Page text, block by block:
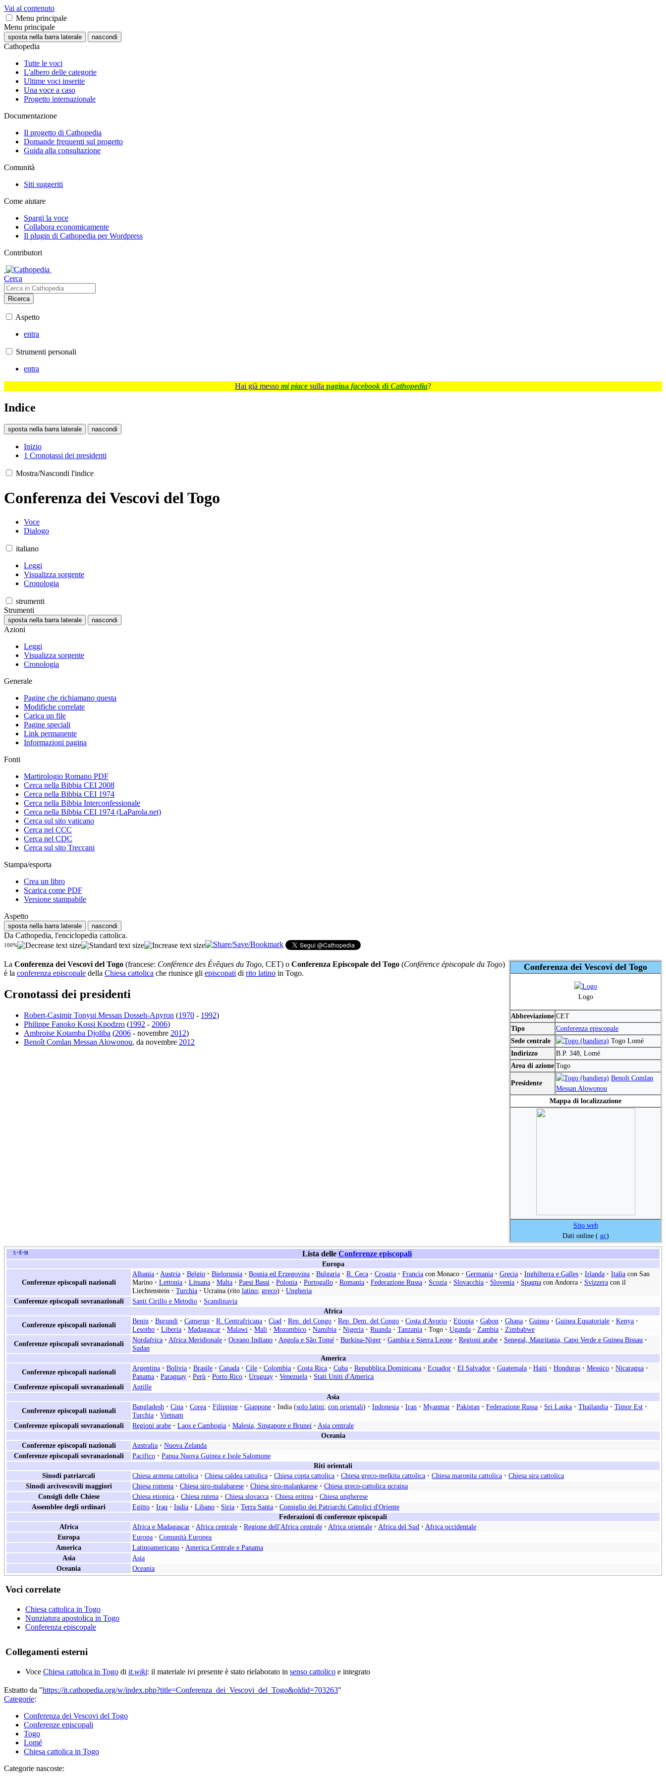
Vai al contenuto
Menu principale
Menu principale
sposta nella barra laterale nascondi
Cathopedia
Tutte le voci
L'albero delle categorie
Ultime voci inserite
Una voce a caso
Progetto internazionale
Documentazione
Il progetto di Cathopedia
Domande frequenti sul progetto
Guida alla consultazione
Comunità
Siti suggeriti
Come aiutare
Spargi la voce
Collabora economicamente
Il plugin di Cathopedia per Wordpress
Contributori
Cerca
Ricerca
Aspetto
entra
Strumenti personali
entra
Hai già messo mi piace sulla pagina facebook di Cathopedia?
Indice
sposta nella barra laterale nascondi
Inizio
1 Cronotassi dei presidenti
Mostra/Nascondi l'indice
Conferenza dei Vescovi del Togo
Voce
Dialogo
italiano
Leggi
Visualizza sorgente
Cronologia
strumenti
Strumenti
sposta nella barra laterale nascondi
Azioni
Leggi
Visualizza sorgente
Cronologia
Generale
Pagine che richiamano questa
Modifiche correlate
Carica un file
Pagine speciali
Link permanente
Informazioni pagina
Fonti
Martirologio Romano PDF
Cerca nella Bibbia CEI 2008
Cerca nella Bibbia CEI 1974
Cerca nella Bibbia Interconfessionale
Cerca nella Bibbia CEI 1974 (LaParola.net)
Cerca sul sito vaticano
Cerca nel CCC
Cerca nel CDC
Cerca sul sito Treccani
Stampa/esporta
Crea un libro
Scarica come PDF
Versione stampabile
Aspetto
sposta nella barra laterale nascondi
Da Cathopedia, l'enciclopedia cattolica.
100%
Conferenza dei Vescovi del Togo
Logo
Abbreviazione CET
Tipo
Conferenza episcopale
Sede centrale
Togo Lomé
Indirizzo
B.P. 348, Lomé
Area di azione Togo
Presidente
Benoît Comlan
Messan Alowonou
Mappa di localizzazione
Sito web
Dati online ( gc)
La Conferenza dei Vescovi del Togo (francese: Conférence des Évêques du Togo, CET) o Conferenza Episcopale del Togo (Conférence épiscopale du Togo)
è la conferenza episcopale della Chiesa cattolica che riunisce gli episcopati di rito latino in Togo.
Cronotassi dei presidenti
Robert-Casimir Tonyui Messan Dosseh-Anyron (1970 - 1992)
Philippe Fanoko Kossi Kpodzro (1992 - 2006)
Ambroise Kotamba Djoliba (2006 - novembre 2012)
Benoît Comlan Messan Alowonou, da novembre 2012
v • d • m Lista delle Conferenze episcopali
Europa
Conferenze episcopali nazionali
Albania · Austria · Belgio · Bielorussia · Bosnia ed Erzegovina · Bulgaria · R. Ceca · Croazia · Francia con Monaco · Germania · Grecia · Inghilterra e Galles · Irlanda · Italia con San
Marino · Lettonia · Lituana · Malta · Paesi Bassi · Polonia · Portogallo · Romania · Federazione Russa · Scozia · Slovacchia · Slovenia · Spagna con Andorra · Svizzera con il
Liechtenstein · Turchia · Ucraina (rito latino; greco) · Ungheria
Conferenze episcopali sovranazionali
Santi Cirillo e Metodio · Scandinavia
Africa
Conferenze episcopali nazionali
Benin · Burundi · Camerun · R. Centrafricana · Ciad · Rep. del Congo · Rep. Dem. del Congo · Costa d'Avorio · Etiopia · Gabon · Ghana · Guinea · Guinea Equatoriale · Kenya ·
Lesotho · Liberia · Madagascar · Malawi · Mali · Mozambico · Namibia · Nigeria · Ruanda · Tanzania · Togo · Uganda · Zambia · Zimbabwe
Conferenze episcopali sovranazionali
Nordafrica · Africa Meridionale · Oceano Indiano · Angola e São Tomé · Burkina-Niger · Gambia e Sierra Leone · Regioni arabe · Senegal, Mauritania, Capo Verde e Guinea Bissau ·
Sudan
America
Conferenze episcopali nazionali
Argentina · Bolivia · Brasile · Canada · Cile · Colombia · Costa Rica · Cuba · Repubblica Dominicana · Ecuador · El Salvador · Guatemala · Haiti · Honduras · Messico · Nicaragua ·
Panama · Paraguay · Perù · Porto Rico · Uruguay · Venezuela · Stati Uniti d'America
Conferenze episcopali sovranazionali
Antille
Asia
Conferenze episcopali nazionali
Bangladesh · Cina · Corea · Filippine · Giappone · India (solo latini; con orientali) · Indonesia · Iran · Myanmar · Pakistan · Federazione Russa · Sri Lanka · Thailandia · Timor Est ·
Turchia · Vietnam
Conferenze episcopali sovranazionali
Regioni arabe · Laos e Cambogia · Malesia, Singapore e Brunei · Asia centrale
Oceania
Conferenze episcopali nazionali
Australia · Nuova Zelanda
Conferenze episcopali sovranazionali
Pacifico · Papua Nuova Guinea e Isole Salomone
Riti orientali
Sinodi patriarcali
Chiesa armena cattolica · Chiesa caldea cattolica · Chiesa copta cattolica · Chiesa greco-melkita cattolica · Chiesa maronita cattolica · Chiesa sira cattolica
Sinodi arcivescovili maggiori
Chiesa romena · Chiesa siro-malabarese · Chiesa siro-malankarese · Chiesa greco-cattolica ucraina
Consigli delle Chiese
Chiesa etiopica · Chiesa rutena · Chiesa slovacca · Chiesa eritrea · Chiesa ungherese
Assemblee degli ordinari
Egitto · Iraq · India · Libano · Siria · Terra Santa · Consiglio dei Patriarchi Cattolici d'Oriente
Federazioni di conferenze episcopali
Africa
Africa e Madagascar · Africa centrale · Regione dell'Africa centrale · Africa orientale · Africa del Sud · Africa occidentale
Europa
Europa · Comunità Europea
America
Latinoamericano · America Centrale e Panama
Asia
Asia
Oceania
Oceania
Voci correlate
Chiesa cattolica in Togo
Nunziatura apostolica in Togo
Conferenza episcopale
Collegamenti esterni
Voce Chiesa cattolica in Togo di it.wiki: il materiale ivi presente è stato rielaborato in senso cattolico e integrato
Estratto da "https://it.cathopedia.org/w/index.php?title=Conferenza_dei_Vescovi_del_Togo&oldid=703263"
Categorie:
Conferenza dei Vescovi del Togo
Conferenze episcopali
Togo
Lomé
Chiesa cattolica in Togo
Categorie nascoste: